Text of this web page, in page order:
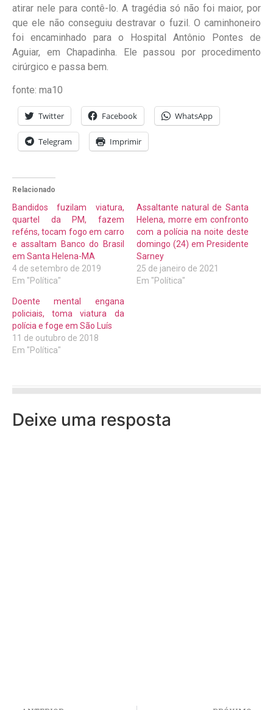
atirar nele para contê-lo. A tragédia só não foi maior, por
que ele não conseguiu destravar o fuzil. O caminhoneiro
foi encaminhado para o Hospital Antônio Pontes de
Aguiar, em Chapadinha. Ele passou por procedimento
cirúrgico e passa bem.
fonte: ma10
Twitter Facebook WhatsApp
Telegram Imprimir
Relacionado
Bandidos fuzilam viatura,
quartel da PM, fazem
reféns, tocam fogo em carro
e assaltam Banco do Brasil
em Santa Helena-MA
4 de setembro de 2019
Em "Política"
Assaltante natural de Santa
Helena, morre em confronto
com a polícia na noite deste
domingo (24) em Presidente
Sarney
25 de janeiro de 2021
Em "Política"
Doente mental engana
policiais, toma viatura da
polícia e foge em São Luís
11 de outubro de 2018
Em "Política"
Deixe uma resposta